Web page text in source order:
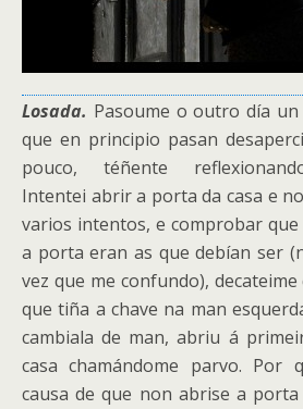
Losada. Pasoume o outro día un
que en principio pasan
pouco, téñente
Intentei abrir a porta da casa e
varios intentos, e comprobar
a porta eran as que debían ser
vez que me confundo),
que tiña a chave na man
cambiala de man, abriu á
casa chamándome parvo. Por
causa de que non abrise a